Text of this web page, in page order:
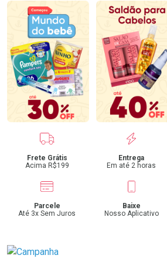
Benefícios
Frete Grátis
Acima R$199
Entrega
Em até 2 horas
Parcele
Até 3x Sem Juros
Baixe
Nosso Aplicativo